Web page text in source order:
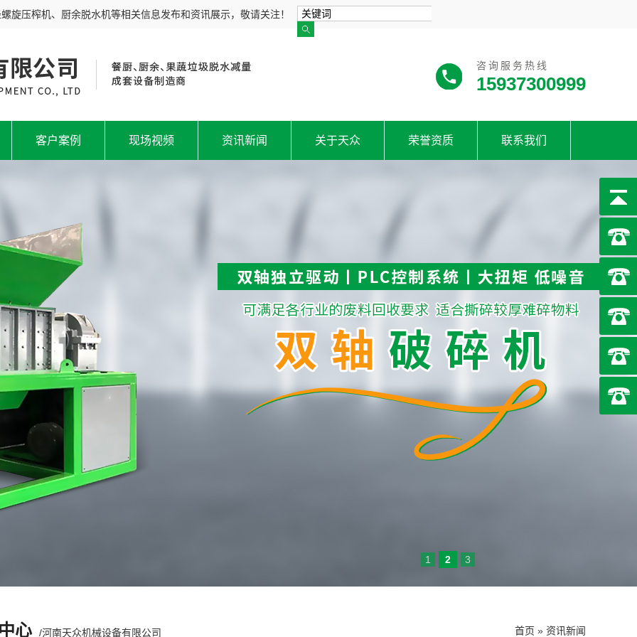
旋压榨机、厨余脱水机等相关信息发布和资讯展示，敬请关注！
咨询服务热线
15937300999
客户案例 现场视频 资讯新闻 关于天众 荣誉资质 联系我们
1 2 3
心 /河南天众机械设备有限公司 首页 » 资讯新闻